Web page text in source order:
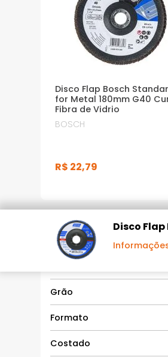
Disco Flap Bosch
for Metal 180mm G40
Fibra de Vidrio
BOSCH
R$ 22,79
Disco Flap
INFORMAÇÕES
Grão
Formato
Costado